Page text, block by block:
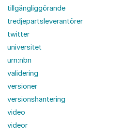
tillgängliggörande
tredjepartsleverantörer
twitter
universitet
urn:nbn
validering
versioner
versionshantering
video
videor